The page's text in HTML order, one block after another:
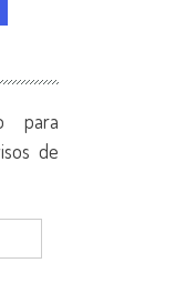
para
de